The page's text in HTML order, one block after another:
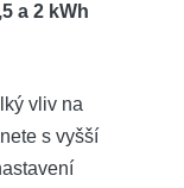
a 2 ⁤kWh
vliv na
s ⁣vyšší